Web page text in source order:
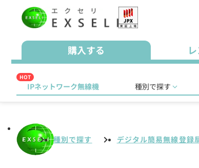
購入する
HOT
IPネットワーク無線機 種別で探す
種別で探す デジタル簡易無線登録